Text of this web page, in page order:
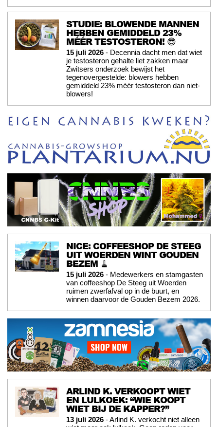
STUDIE: BLOWENDE MANNEN
HEBBEN GEMIDDELD 23%
MÉÉR TESTOSTERON! 😎
15 juli 2026 - Decennia dacht men dat wiet
je testosteron gehalte liet zakken maar
Zwitsers onderzoek bewijst het
tegenovergestelde: blowers hebben
gemiddeld 23% méér testosteron dan niet-
blowers!
NICE: COFFEESHOP DE STEEG
UIT WOERDEN WINT GOUDEN
BEZEM 🧹
15 juli 2026 - Medewerkers en stamgasten
van coffeeshop De Steeg uit Woerden
ruimen zwerfafval op in de buurt, en
winnen daarvoor de Gouden Bezem 2026.
ARLIND K. VERKOOPT WIET
EN LULKOEK: “WIE KOOPT
WIET BIJ DE KAPPER?”
13 juli 2026 - Arlind K. verkocht niet alleen